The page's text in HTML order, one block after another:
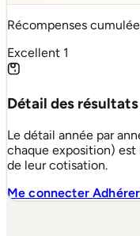
Récompenses
Excellent 1
Détail des
Le détail année par
chaque exposition) est
de leur cotisation.
Me connecter